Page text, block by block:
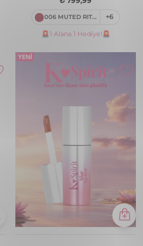
006 MUTED RITUAL +6
🚨1 Alana 1 Hediye!🚨